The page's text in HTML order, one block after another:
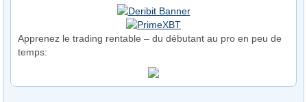
Apprenez le trading rentable – du débutant au pro en peu de
temps: